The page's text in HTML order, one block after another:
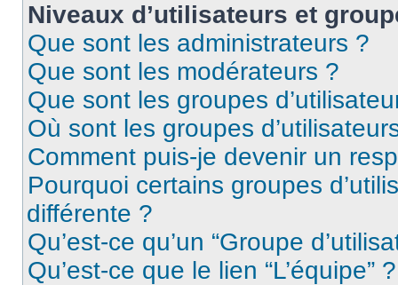
Niveaux d’utilisateurs et
Que sont les administrateurs ?
Que sont les modérateurs ?
Que sont les groupes
Où sont les groupes
Comment puis-je devenir un
Pourquoi certains groupes
différente ?
Qu’est-ce qu’un “Groupe
Qu’est-ce que le lien “L’équipe” ?